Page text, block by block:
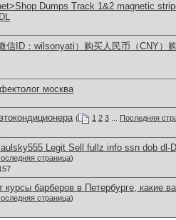
Dumps Track 1&2 magnetic
信ID：wilsonyati）购买人民币（CNY）
москва
( 1 2 3
Последняя
Legit Sell fullz info ssn dob dl-
страница)
курсы барберов в Петербурге, какие
страница)